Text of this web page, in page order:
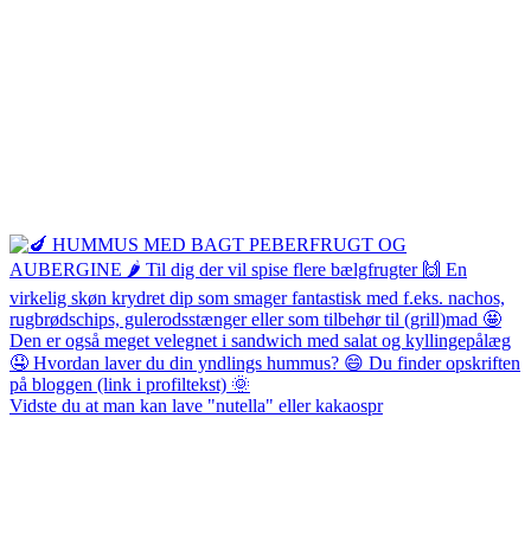
Vidste du at man kan lave "nutella" eller kakaospr